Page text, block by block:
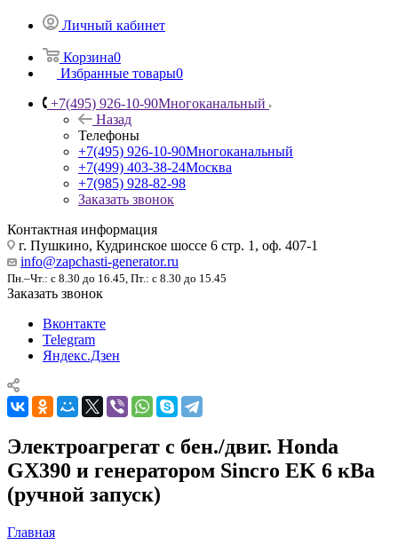
Личный кабинет
Корзина0
Избранные товары0
+7(495) 926-10-90Многоканальный
Назад
Телефоны
+7(495) 926-10-90Многоканальный
+7(499) 403-38-24Москва
+7(985) 928-82-98
Заказать звонок
Контактная информация
г. Пушкино, Кудринское шоссе 6 стр. 1, оф. 407-1
info@zapchasti-generator.ru
Пн.–Чт.: с 8.30 до 16.45, Пт.: с 8.30 до 15.45
Заказать звонок
Вконтакте
Telegram
Яндекс.Дзен
Электроагрегат с бен./двиг. Honda
GX390 и генератором Sincro EK 6 кВа
(ручной запуск)
Главная